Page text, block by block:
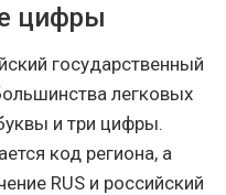
цифры
государственный
легковых
и три цифры.
код региона, а
RUS и российский